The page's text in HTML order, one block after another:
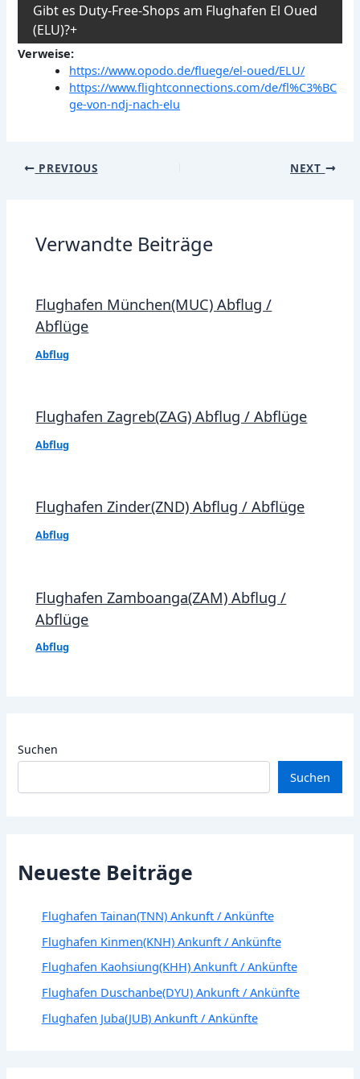
Gibt es Duty-Free-Shops am Flughafen El Oued
(ELU)?
Verweise:
https://www.opodo.de/fluege/el-oued/ELU/
https://www.flightconnections.com/de/fl%C3%BC
ge-von-ndj-nach-elu
Post
PREVIOUS NEXT
Verwandte Beiträge
Flughafen München(MUC) Abflug /
Abflüge
Abflug
Flughafen Zagreb(ZAG) Abflug / Abflüge
Abflug
Flughafen Zinder(ZND) Abflug / Abflüge
Abflug
Flughafen Zamboanga(ZAM) Abflug /
Abflüge
Abflug
Suchen
Suchen
Neueste Beiträge
Flughafen Tainan(TNN) Ankunft / Ankünfte
Flughafen Kinmen(KNH) Ankunft / Ankünfte
Flughafen Kaohsiung(KHH) Ankunft / Ankünfte
Flughafen Duschanbe(DYU) Ankunft / Ankünfte
Flughafen Juba(JUB) Ankunft / Ankünfte